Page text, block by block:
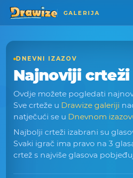
GALERIJA
DNEVNI IZAZOV
Najnoviji crteži
Ovdje možete pogledati
Sve crteže u Drawize galeriji
natječući se u Dnevnom
Najbolji crteži izabrani su
Svaki igrač ima pravo na 3
crtež s najviše glasova